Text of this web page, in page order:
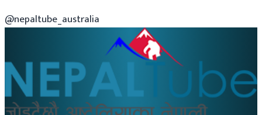
@nepaltube_australia